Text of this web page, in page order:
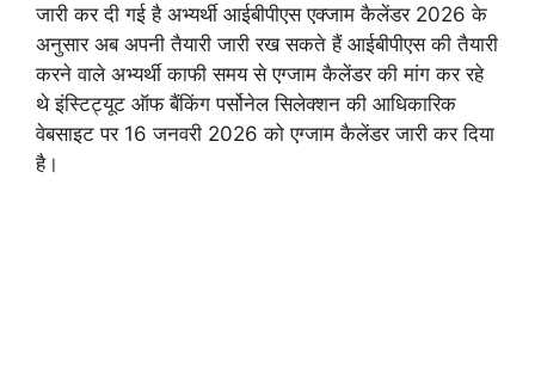
जारी कर दी गई है अभ्यर्थी आईबीपीएस एक्जाम कैलेंडर 2026 के
अनुसार अब अपनी तैयारी जारी रख सकते हैं आईबीपीएस की तैयारी
करने वाले अभ्यर्थी काफी समय से एग्जाम कैलेंडर की मांग कर रहे
थे इंस्टिट्यूट ऑफ बैंकिंग पर्सोनेल सिलेक्शन की आधिकारिक
वेबसाइट पर 16 जनवरी 2026 को एग्जाम कैलेंडर जारी कर दिया
है।